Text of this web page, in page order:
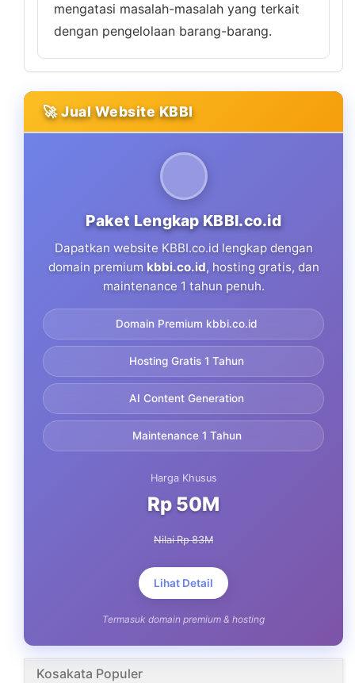
mengatasi masalah-masalah yang terkait
dengan pengelolaan barang-barang.
🚀 Jual Website KBBI
Paket Lengkap KBBI.co.id
Dapatkan website KBBI.co.id lengkap dengan
domain premium kbbi.co.id, hosting gratis, dan
maintenance 1 tahun penuh.
Domain Premium kbbi.co.id
Hosting Gratis 1 Tahun
AI Content Generation
Maintenance 1 Tahun
Harga Khusus
Rp 50M
Nilai Rp 83M
Lihat Detail
Termasuk domain premium & hosting
Kosakata Populer